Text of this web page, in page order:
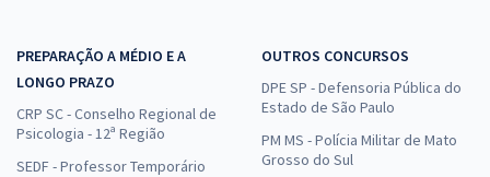
PREPARAÇÃO A MÉDIO E A
LONGO PRAZO
CRP SC - Conselho Regional de
Psicologia - 12ª Região
SEDF - Professor Temporário
OUTROS CONCURSOS
DPE SP - Defensoria Pública do
Estado de São Paulo
PM MS - Polícia Militar de Mato
Grosso do Sul